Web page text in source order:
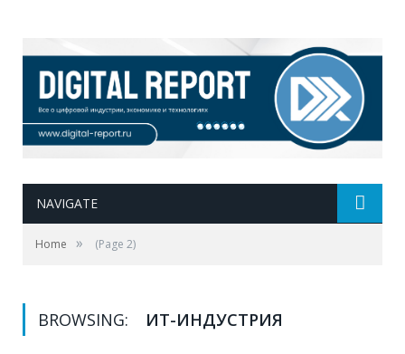
NAVIGATE
Home » (Page 2)
BROWSING: ИТ-ИНДУСТРИЯ